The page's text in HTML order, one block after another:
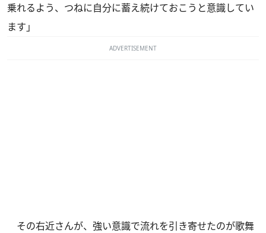
乗れるよう、つねに自分に蓄え続けておこうと意識してい
ます」
ADVERTISEMENT
その右近さんが、強い意識で流れを引き寄せたのが歌舞